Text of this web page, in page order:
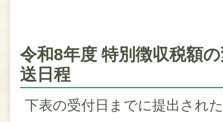
令和8年度 特別徴収税額
送日程
下表の受付日までに提出され